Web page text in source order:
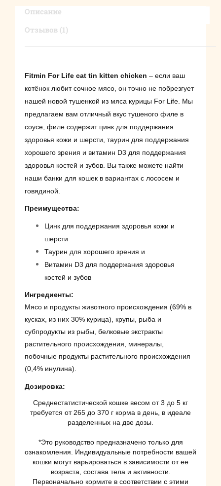
Описание
Отзывов (1)
Fitmin For Life cat tin kitten chicken – если ваш
котёнок любит сочное мясо, он точно не побрезгует
нашей новой тушенкой из мяса курицы For Life. Мы
предлагаем вам отличный вкус тушеного филе в
соусе, филе содержит цинк для поддержания
здоровья кожи и шерсти, таурин для поддержания
хорошего зрения и витамин D3 для поддержания
здоровья костей и зубов. Вы также можете найти
наши банки для кошек в вариантах с лососем и
говядиной.
Преимущества:
Цинк для поддержания здоровья кожи и
шерсти
Таурин для хорошего зрения и
Витамин D3 для поддержания здоровья
костей и зубов
Ингредиенты:
Мясо и продукты животного происхождения (69% в
кусках, из них 30% курица), крупы, рыба и
субпродукты из рыбы, белковые экстракты
растительного происхождения, минералы,
побочные продукты растительного происхождения
(0,4% инулина).
Дозировка:
Среднестатистической кошке весом от 3 до 5 кг
требуется от 265 до 370 г корма в день, в идеале
разделенных на две дозы.
*Это руководство предназначено только для
ознакомления. Индивидуальные потребности вашей
кошки могут варьироваться в зависимости от ее
возраста, состава тела и активности.
Первоначально кормите в соответствии с этими